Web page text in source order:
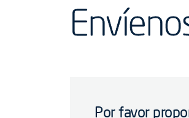
Por favor